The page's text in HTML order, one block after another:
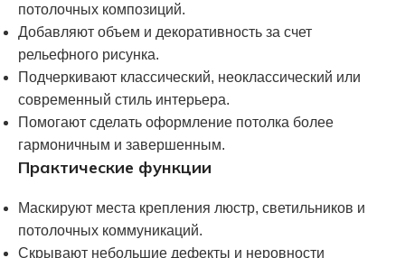
потолочных композиций.
Добавляют объем и декоративность за счет
рельефного рисунка.
Подчеркивают классический, неоклассический или
современный стиль интерьера.
Помогают сделать оформление потолка более
гармоничным и завершенным.
Практические функции
Маскируют места крепления люстр, светильников и
потолочных коммуникаций.
Скрывают небольшие дефекты и неровности